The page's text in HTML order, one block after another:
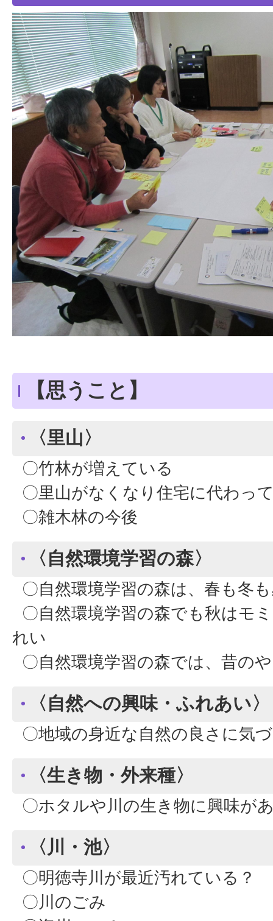
【思うこと】
〈里山〉
〇竹林が増えている
〇里山がなくなり住宅に代わっ
〇雑木林の今後
〈自然環境学習の森〉
〇自然環境学習の森は、春も冬
〇自然環境学習の森でも秋はモ
れい
〇自然環境学習の森では、昔の
〈自然への興味・ふれあい〉
〇地域の身近な自然の良さに気
〈生き物・外来種〉
〇ホタルや川の生き物に興味が
〈川・池〉
〇明徳寺川が最近汚れている？
〇川のごみ